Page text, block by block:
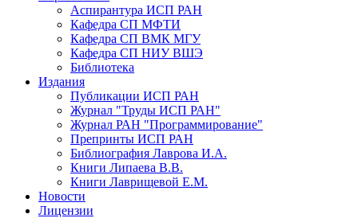
Аспирантура ИСП РАН
Кафедра СП МФТИ
Кафедра СП ВМК МГУ
Кафедра СП НИУ ВШЭ
Библиотека
Издания
Публикации ИСП РАН
Журнал "Труды ИСП РАН"
Журнал РАН "Программирование"
Препринты ИСП РАН
Библиография Лаврова И.А.
Книги Липаева В.В.
Книги Лаврищевой Е.М.
Новости
Лицензии